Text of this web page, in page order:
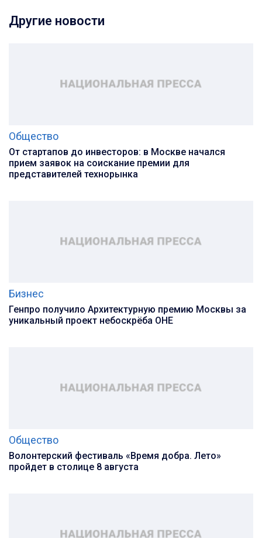
Другие новости
Общество
От стартапов до инвесторов: в Москве начался
прием заявок на соискание премии для
представителей технорынка
Бизнес
Генпро получило Архитектурную премию Москвы за
уникальный проект небоскрёба ОНЕ
Общество
Волонтерский фестиваль «Время добра. Лето»
пройдет в столице 8 августа